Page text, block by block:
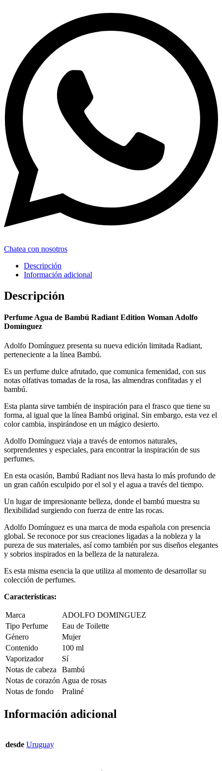
Chatea con nosotros
Descripción
Información adicional
Descripción
Perfume Agua de Bambú Radiant Edition Woman Adolfo
Domínguez
Adolfo Domínguez presenta su nueva edición limitada Radiant,
perteneciente a la línea Bambú.
Es un perfume dulce afrutado, que comunica femenidad, con sus
notas olfativas tomadas de la rosa, las almendras confitadas y el
bambú.
Esta planta sirve también de inspiración para el frasco que tiene su
forma, al igual que la línea Bambú original. Sin embargo, esta vez el
color cambia, inspirándose en un mágico desierto.
Adolfo Domínguez viaja a través de entornos naturales,
sorprendentes y especiales, para encontrar la inspiración de sus
perfumes.
En esta ocasión, Bambú Radiant nos lleva hasta lo más profundo de
un gran cañón esculpido por el sol y el agua a través del tiempo.
Un lugar de impresionante belleza, donde el bambú muestra su
flexibilidad surgiendo con fuerza de entre las rocas.
Adolfo Domínguez es una marca de moda española con presencia
global. Se reconoce por sus creaciones ligadas a la nobleza y la
pureza de sus materiales, así como también por sus diseños elegantes
y sobrios inspirados en la belleza de la naturaleza.
Es esta misma esencia la que utiliza al momento de desarrollar su
colección de perfumes.
Caracteristicas:
Marca
ADOLFO DOMINGUEZ
Tipo Perfume
Eau de Toilette
Género
Mujer
Contenido
100 ml
Vaporizador
Sí
Notas de cabeza
Bambú
Notas de corazón Agua de rosas
Notas de fondo
Praliné
Información adicional
desde Uruguay